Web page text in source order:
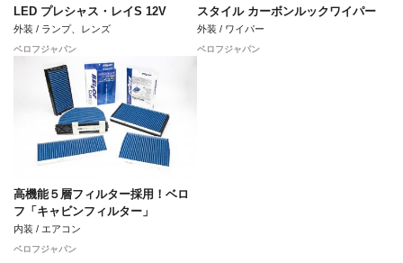
LED プレシャス・レイS 12V
外装 / ランプ、レンズ
ベロフジャパン
スタイル カーボンルックワイパー
外装 / ワイパー
ベロフジャパン
高機能５層フィルター採用！ベロ
フ「キャビンフィルター」
内装 / エアコン
ベロフジャパン